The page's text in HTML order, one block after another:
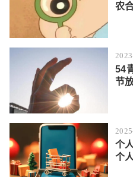
农
54
节
个
个